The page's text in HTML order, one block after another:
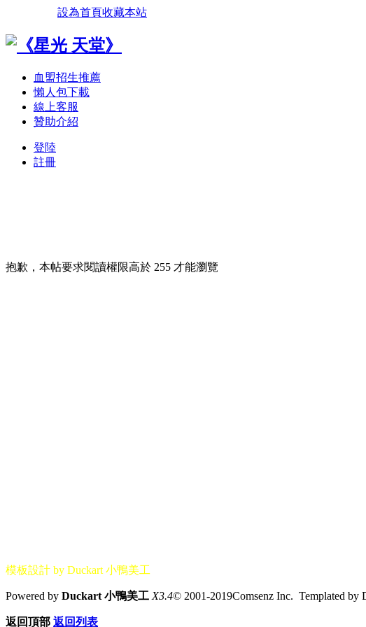
設為首頁收藏本站
血盟招生推薦
懶人包下載
線上客服
贊助介紹
登陸
註冊
抱歉，本帖要求閱讀權限高於 255 才能瀏覽
模板設計 by Duckart 小鴨美工
Powered by Duckart 小鴨美工 X3.4© 2001-2019Comsenz Inc. Templated by
返回頂部 返回列表